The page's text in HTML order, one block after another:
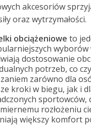
akcesoriów
oraz wytrzymałości.
obciążeniowe to
wyborów
dostosowanie
potrzeb, co
zarówno dla
kroki w biegu, jak i
sportowców,
rozłożeniu
większy komfort